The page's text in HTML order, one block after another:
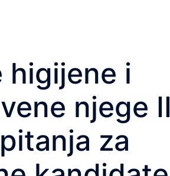
higijene i
njege II
za